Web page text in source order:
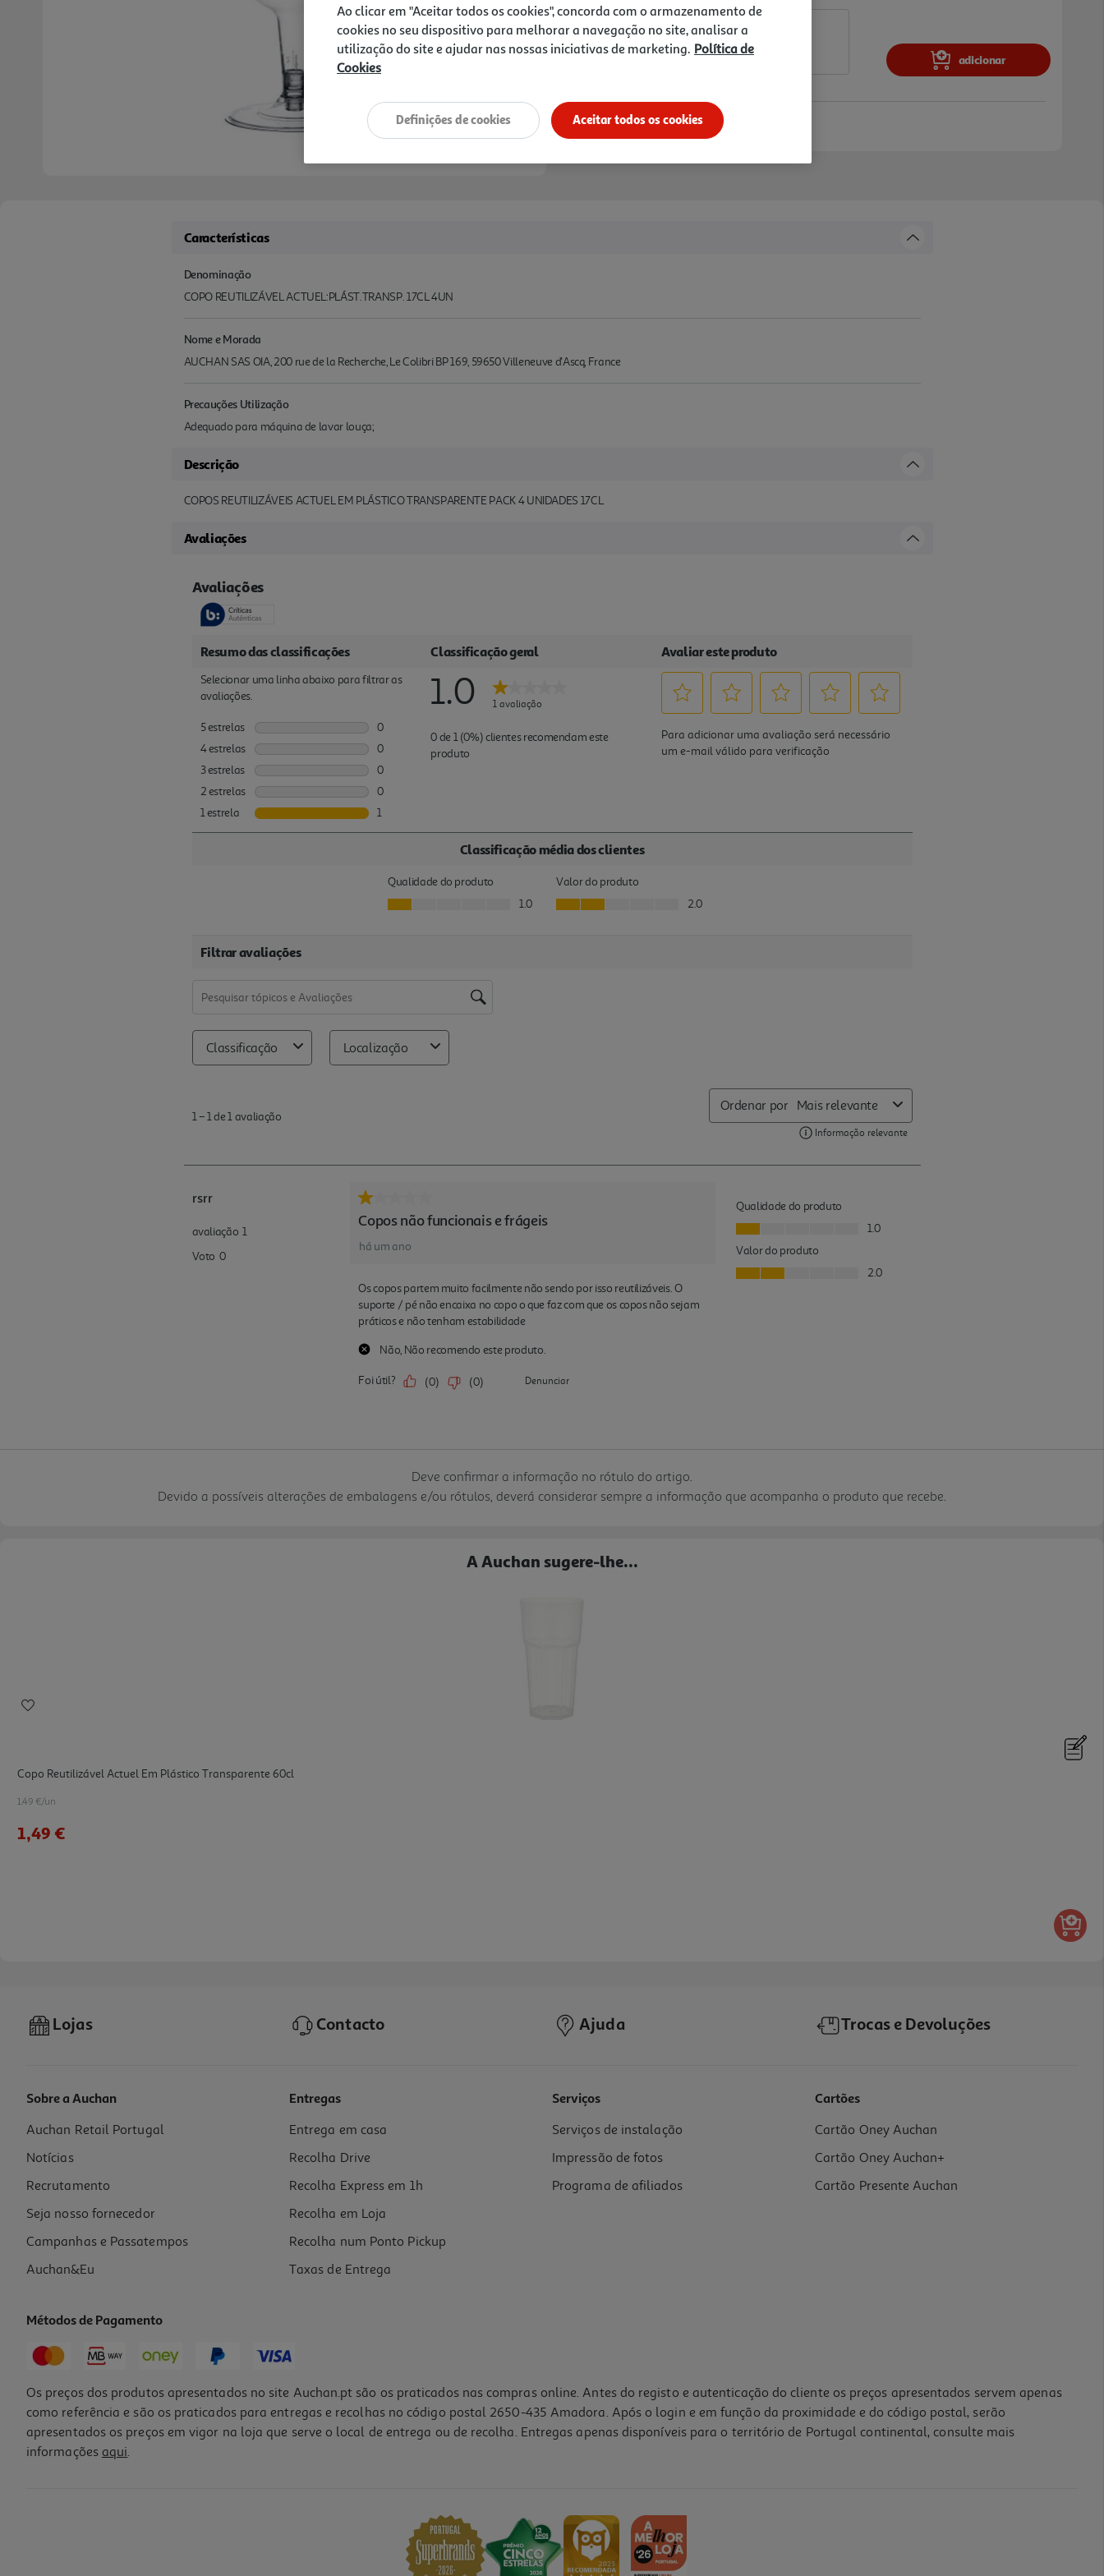
adicionar
Características
Denominação
COPO REUTILIZÁVEL ACTUEL:PLÁST.TRANSP. 17CL 4UN
Nome e Morada
AUCHAN SAS OIA, 200 rue de la Recherche, Le Colibri BP 169, 59650 Villeneuve d'Ascq, France
Precauções Utilização
Adequado para máquina de lavar louça;
Descrição
COPOS REUTILIZÁVEIS ACTUEL EM PLÁSTICO TRANSPARENTE PACK 4 UNIDADES 17CL
Avaliações
Deve confirmar a informação no rótulo do artigo.
Devido a possíveis alterações de embalagens e/ou rótulos, deverá considerar sempre a informação que acompanha o produto que recebe.
A Auchan sugere-lhe...
Copo Reutilizável Actuel Em Plástico Transparente 60cl
1.49 €/un
1,49 €
Saladeira Reutilizável Actuel Em Plástico Transparente 18cm
2.49 €/un
2,49 €
Lojas Contacto Ajuda Trocas e Devoluções
Sobre a Auchan
Auchan Retail Portugal
Notícias
Recrutamento
Seja nosso fornecedor
Campanhas e Passatempos
Auchan&Eu
Entregas
Entrega em casa
Recolha Drive
Recolha Express em 1h
Recolha em Loja
Recolha num Ponto Pickup
Taxas de Entrega
Serviços
Serviços de instalação
Impressão de fotos
Programa de afiliados
Cartões
Cartão Oney Auchan
Cartão Oney Auchan+
Cartão Presente Auchan
Métodos de Pagamento
Os preços dos produtos apresentados no site Auchan.pt são os praticados nas compras online. Antes do registo e autenticação do cliente os preços apresentados servem apenas
como referência e são os praticados para entregas e recolhas no código postal 2650-435 Amadora. Após o login e em função da proximidade e do código postal, serão
apresentados os preços em vigor na loja que serve o local de entrega ou de recolha. Entregas apenas disponíveis para o território de Portugal continental, consulte mais
informações aqui.
Ao clicar em "Aceitar todos os cookies", concorda com o armazenamento de
cookies no seu dispositivo para melhorar a navegação no site, analisar a
utilização do site e ajudar nas nossas iniciativas de marketing. Política de
Cookies
Aceitar todos os cookies
Definições de cookies